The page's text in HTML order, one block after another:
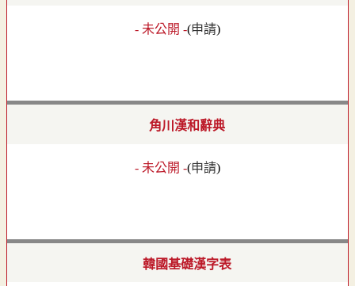
- 未公開 -(申請)
角川漢和辭典
- 未公開 -(申請)
韓國基礎漢字表